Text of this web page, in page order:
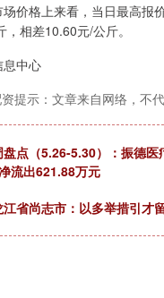
价格上来看，当日最高报
相差10.60元/公斤。
中心
提示：文章来自网络，不代
点（5.26-5.30）：振德医
流出621.88万元
省尚志市：以多举措引才